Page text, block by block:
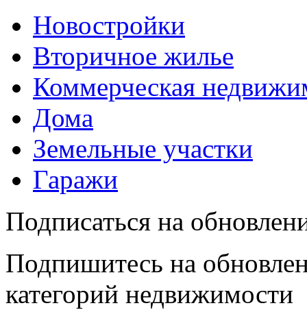
Новостройки
Вторичное жилье
Коммерческая
Дома
Земельные участки
Гаражи
Подписаться на
Подпишитесь на
категорий недвижимости